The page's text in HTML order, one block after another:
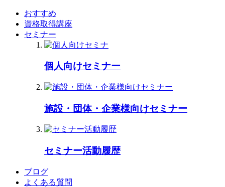
おすすめ
資格取得講座
セミナー
個人向けセミナー
施設・団体・企業様向けセミナー
セミナー活動履歴
ブログ
よくある質問